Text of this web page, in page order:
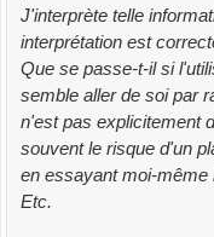
J'interprète telle
interprétation est
Que se passe-t-il si
semble aller de soi par
n'est pas explicitement
souvent le risque d'un
en essayant moi-même
Etc.